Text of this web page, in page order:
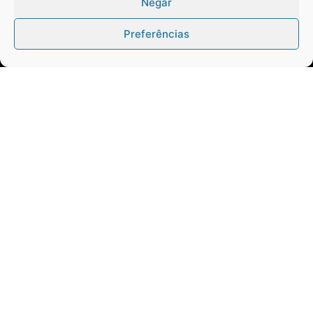
Preferências
Navegação
CONTRAPONTO